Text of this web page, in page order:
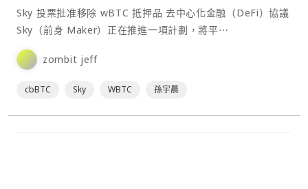
Sky 投票批准移除 wBTC 抵押品 去中心化金融（DeFi）協議
Sky（前身 Maker）正在推進一項計劃，將平⋯
zombit jeff
cbBTC Sky WBTC 孫宇晨